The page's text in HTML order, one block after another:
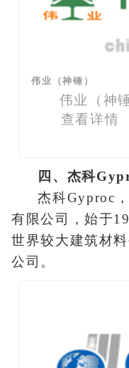
伟业（神锤）
伟业（神锤
查看详情
四、杰科
杰科Gyproc
有限公司，始于
世界较大建筑材
公司。